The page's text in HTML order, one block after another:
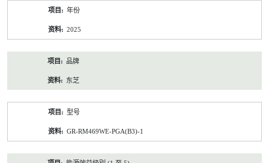
年份
2025
品牌
东芝
型号
GR-RM469WE-PGA(B3)-1